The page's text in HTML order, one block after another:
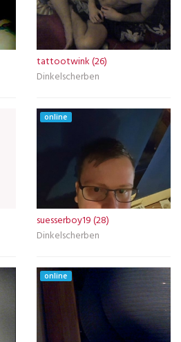
tattootwink (26)
Dinkelscherben
online
suesserboy19 (28)
Dinkelscherben
online